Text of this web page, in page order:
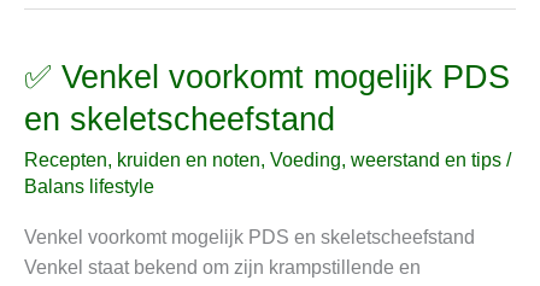
✅ Venkel voorkomt mogelijk PDS
en skeletscheefstand
Recepten, kruiden en noten, Voeding, weerstand en tips /
Balans lifestyle
Venkel voorkomt mogelijk PDS en skeletscheefstand
Venkel staat bekend om zijn krampstillende en
✅
voorkomt
mogelijk
PDS
skeletscheefstand